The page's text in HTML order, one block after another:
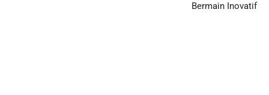
Bermain Inovatif